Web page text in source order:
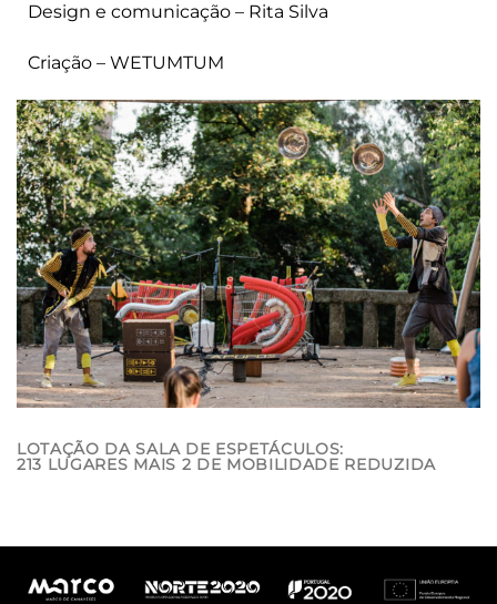
Design e comunicação – Rita Silva
Criação – WETUMTUM
LOTAÇÃO DA SALA DE ESPETÁCULOS:
213 LUGARES MAIS 2 DE MOBILIDADE REDUZIDA